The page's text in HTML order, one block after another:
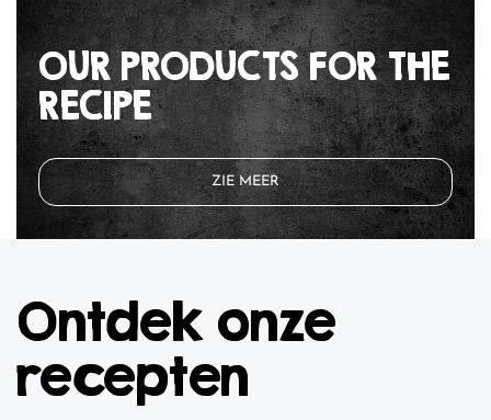
OUR PRODUCTS FOR THE
RECIPE
ZIE MEER
Ontdek onze
recepten